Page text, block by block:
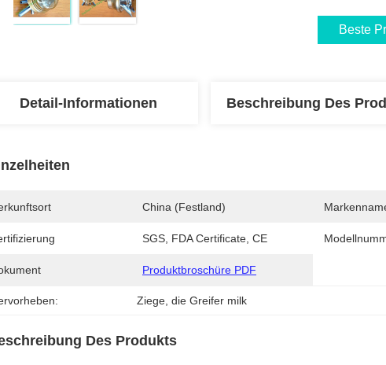
Beste
Detail-Informationen Beschreibung Des
China (Festland)
SGS, FDA Certificate, CE
Produktbroschüre PDF
Ziege , die Greifer milk
Des Produkts